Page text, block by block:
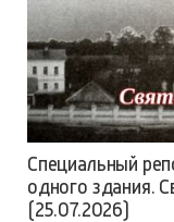
Специальный
одного здания.
(25.07.2026)